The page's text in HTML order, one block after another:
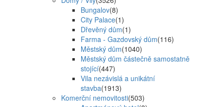
Bungalov(8)
City Palace(1)
Dřevěný dům(1)
Farma - Gazdovský dům(116)
Městský dům(1040)
Městský dům částečně samostatně
stojící(447)
Vila nezávislá a unikátní
stavba(1913)
Komerční nemovitosti(503)